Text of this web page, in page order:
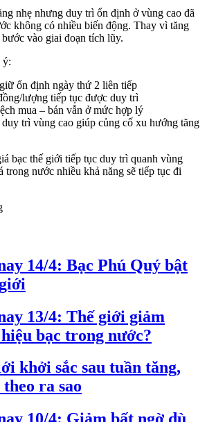
nhẹ nhưng duy trì ổn định ở vùng cao đã
không có nhiều biến động. Thay vì tăng
vào giai đoạn tích lũy.
ý:
ổn định ngày thứ 2 liên tiếp
lượng tiếp tục được duy trì
mua – bán vẫn ở mức hợp lý
trì vùng cao giúp củng cố xu hướng tăng
bạc thế giới tiếp tục duy trì quanh vùng
trong nước nhiều khả năng sẽ tiếp tục đi
14/4: Bạc Phú Quý bật
13/4: Thế giới giảm
bạc trong nước?
khởi sắc sau tuần tăng,
ra sao